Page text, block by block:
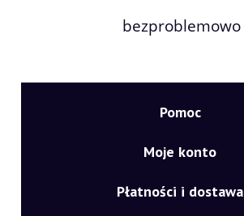
bezproblemowo
Pomoc
Moje konto
Płatności i dostawa